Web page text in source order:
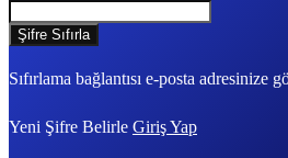
Sıfırlama bağlantısı e-posta adresinize
Yeni Şifre Belirle Giriş Yap